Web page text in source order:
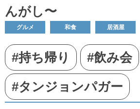
んがし〜
グルメ 和食 居酒屋
#持ち帰り #飲み会
#タンジョンパガー